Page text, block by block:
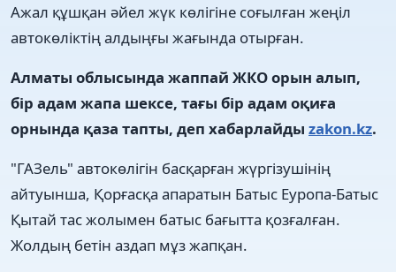
Ажал құшқан әйел жүк көлігіне соғылған жеңіл
автокөліктің алдыңғы жағында отырған.
Алматы облысында жаппай ЖКО орын алып,
бір адам жапа шексе, тағы бір адам оқиға
орнында қаза тапты, деп хабарлайды zakon.kz.
"ГАЗель" автокөлігін басқарған жүргізушінің
айтуынша, Қорғасқа апаратын Батыс Еуропа-Батыс
Қытай тас жолымен батыс бағытта қозғалған.
Жолдың бетін аздап мұз жапқан.